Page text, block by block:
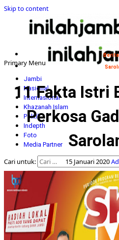
Skip to content
Primary Menu
Jambi
Nasional
Internasional
Khazanah Islam
Politik
Indepth
Foto
Media Partner
Cari untuk:
Berita
11 Fakta Istri
Perkosa
15 Januari 2020